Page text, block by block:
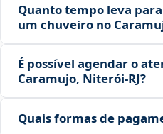
Quanto tempo leva
um chuveiro no
É possível agendar o
Caramujo, Niterói‑RJ?
Quais formas de